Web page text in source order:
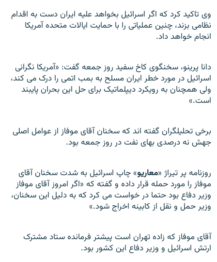
وی تاکيد کرد که اگر اسرائيل بخواهد عليه ايران دست به اقدام
نظامی بزند، چنين عملياتی را با حمايت ايالات متحده آمريکا
انجام خواهد داد.
دانا پرينو، سخنگوی کاخ سفيد روز جمعه گفت: «آمريکا نگرانی
اسرائيل در مورد خطر ايران مسلح به بمب اتمی را درک می کند،
ولی همچنان به رويکرد ديپلماتيک برای حل اين بحران پايبند
است.»
برخی تحلیلگران گفته اند که سخنان آقای موفاز از عوامل اصلی
جهش نه درصدی بهای نفت در روز جمعه بود.
روزنامه پر تيراژ «معاريو» چاپ اسرائيل به شدت سخنان آقای
موفاز را مورد حمله قرار داده و گفته که «اگر امروز آقای موفاز
وزير دفاع بود حتما در خواست می کرد که به دليل اين سخنان،
وزير حمل و نقل از کابينه اخراج شود.»
آقای موفاز که زاده تهران است پيشتر فرمانده ستاد مشترک
ارتش اسرائيل و وزير دفاع اين کشور بود.